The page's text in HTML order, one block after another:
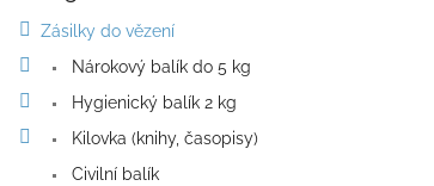
Zásilky do vězení
Nárokový balík do 5 kg
Hygienický balík 2 kg
Kilovka (knihy, časopisy)
Civilní balík